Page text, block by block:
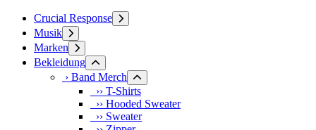
Crucial Response
Musik
Marken
Bekleidung
› Band Merch
›› T-Shirts
›› Hooded Sweater
›› Sweater